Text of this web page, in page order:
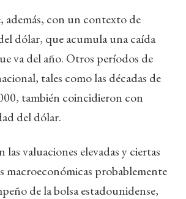
además, con un contexto de
dólar, que acumula una caída
va del año. Otros períodos de
tales como las décadas de
también coincidieron con
del dólar.
valuaciones elevadas y ciertas
macroeconómicas probablemente
de la bolsa estadounidense,